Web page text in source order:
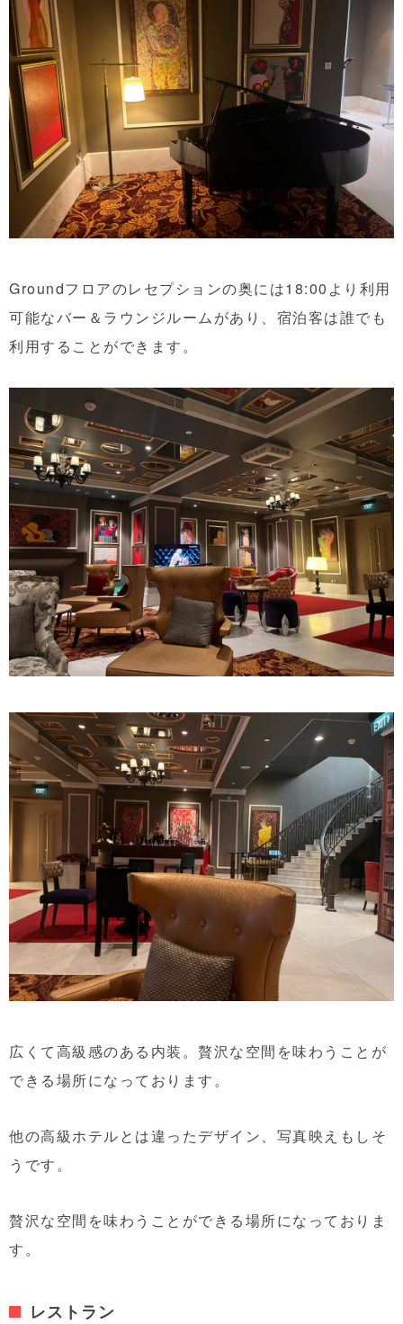
Groundフロアのレセプションの奥には18:00より利用
可能なバー＆ラウンジルームがあり、宿泊客は誰でも
利用することができます。
広くて高級感のある内装。贅沢な空間を味わうことが
できる場所になっております。
他の高級ホテルとは違ったデザイン、写真映えもしそ
うです。
贅沢な空間を味わうことができる場所になっておりま
す。
レストラン